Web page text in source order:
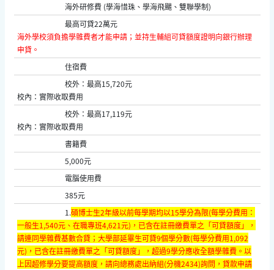
海外研修費 (學海惜珠、學海飛颺、雙聯學制)
最高可貸22萬元
海外學校須負擔學雜費者才能申請；並持生輔組可貸額度證明向銀行辦理
申貸。
住宿費
校外：最高15,720元
校內：實際收取費用
校外：最高17,119元
校內：實際收取費用
書籍費
5,000元
電腦使用費
385元
1.碩博士生2年級以前每學期均以15學分為限(每學分費用：
一般生1,540元、在職專班4,621元)，已含在註冊繳費單之「可貸額度」，
請連同學雜費基數合貸；大學部延畢生可貸9個學分數(每學分費用1,092
元)， 已含在註冊繳費單之「可貸額度」 ， 超過9學分應收全額學雜費。以
上因超修學分要提高額度，請向總務處出納組(分機2434)詢問，貸款申請